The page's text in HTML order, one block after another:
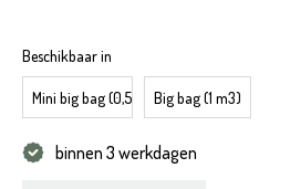
Beschikbaar in
Mini big bag (0,5 m3)Big bag (1 m3)
binnen 3 werkdagen